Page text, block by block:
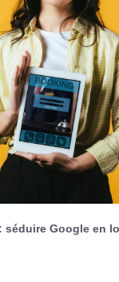
séduire Google en